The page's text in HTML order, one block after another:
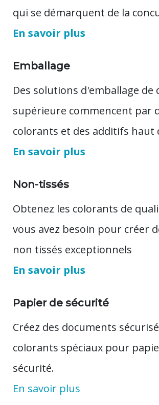
qui se démarquent de la
En savoir plus
Emballage
Des solutions d'emballage de
supérieure commencent par
colorants et des additifs haut
En savoir plus
Non-tissés
Obtenez les colorants de
vous avez besoin pour créer
non tissés exceptionnels
En savoir plus
Papier de sécurité
Créez des documents
colorants spéciaux pour
sécurité.
En savoir plus